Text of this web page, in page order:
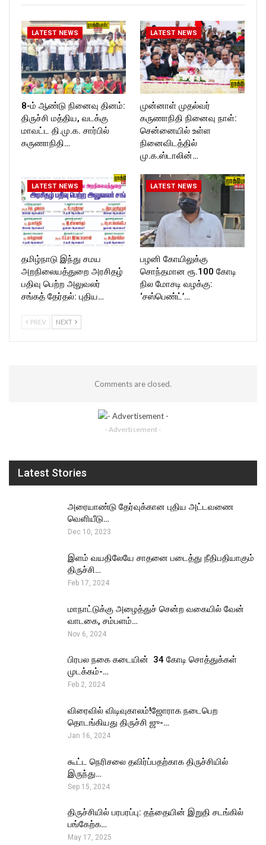
LATEST NEWS
8-ம் ஆண்டு நினைவு தினம்:
திருச்சி மத்திய, வடக்கு
மாவட்ட தி.மு.க. சார்பில்
கருணாநிதி…
LATEST NEWS
முன்னாள் முதல்வர்
கருணாநிதி நினைவு நாள்:
சென்னையில் உள்ள
நினைவிடத்தில்
மு.க.ஸ்டாலின்…
LATEST NEWS
தமிழ்நாடு இந்து சமய
அறநிலையத்துறை அரசிதழ்
பதிவு பெற்ற அலுவலர்
சங்கத் தேர்தல்: புதிய…
LATEST NEWS
பழனி கோயிலுக்கு
சொந்தமான ரூ.100 கோடி
நில மோசடி வழக்கு:
‘சஸ்பெண்ட்’…
PREV NEXT
Comments are closed.
- Advertisement -
Latest Stories
அரையாண்டு தேர்வுக்கான புதிய அட்டவணை
வெளியீடு…
Dec 10, 2023
இளம் வயதிலேயே சாதனை படைத்து நீதிபதியாகும்
திருச்சி…
Feb 17, 2024
மாநாட்டுக்கு அழைத்துச் சென்ற வகையில் வேன்
வாடகை, சம்பளம்…
Nov 6, 2024
பிரபல நகை கடையின் ₹ 34 கோடி சொத்துக்கள்
முடக்கம்-…
Feb 2, 2024
விரைவில் விடிவுகாலம்!ஜோராக நடைபெற
தொடங்கியது திருச்சி ஜு-…
Jan 16, 2024
கூட்ட நெரிசலை தவிர்ப்பதற்காக திருச்சியில்
இருந்து…
Sep 15, 2024
திருச்சியில் பரபரப்பு: தந்தையின் இறுதி சடங்கில்
பங்கேற்க…
May 17, 2025